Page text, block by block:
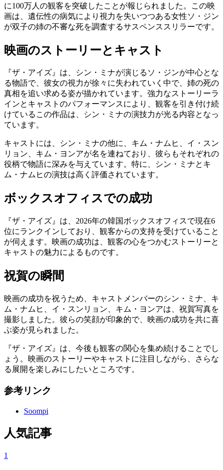
に100万人の観客を突破したことが報じられました。この映
画は、遺伝性の病気により視力を失いつつある女性ソ・ジン
が双子の姉の不審な死を調査するサスペンススリラーです。
映画のストーリーとキャスト
『ザ・アイズ』は、シン・ミナが演じるソ・ジンが中心とな
る物語で、彼女の視力が徐々に失われていく中で、姉の死の
真相を追い求める姿が描かれています。強力なストーリーラ
インとキャストのパフォーマンスにより、観客を引き付け続
けているこの作品は、シン・ミナの演技力が光る内容となっ
ています。
キャストには、シン・ミナの他に、キム・ナムヒ、イ・スン
リョン、キム・ヨンアが名を連ねており、彼らもそれぞれの
役柄で物語に深みを与えています。特に、シン・ミナとキ
ム・ナムヒの演技は高く評価されています。
ボックスオフィスでの成功
『ザ・アイズ』は、2026年の韓国ボックスオフィスで現在6
位にランクインしており、観客からの支持を受けていること
が伺えます。映画の成功は、観客の心をつかむストーリーと
キャストの魅力によるものです。
祝賀の瞬間
映画の成功を祝うため、キャストメンバーのシン・ミナ、キ
ム・ナムヒ、イ・スンリョン、キム・ヨンアは、祝賀写真を
撮影しました。彼らの笑顔が印象的で、映画の成功を共に喜
ぶ姿が見られました。
『ザ・アイズ』は、今後も観客の関心を集め続けることでし
ょう。映画のストーリーやキャストに注目しながら、さらな
る展開を楽しみにしたいところです。
参考リンク
Soompi
人気記事
1